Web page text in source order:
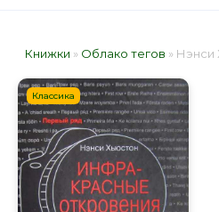
Книжки » Облако тегов » Нэнси
Классика